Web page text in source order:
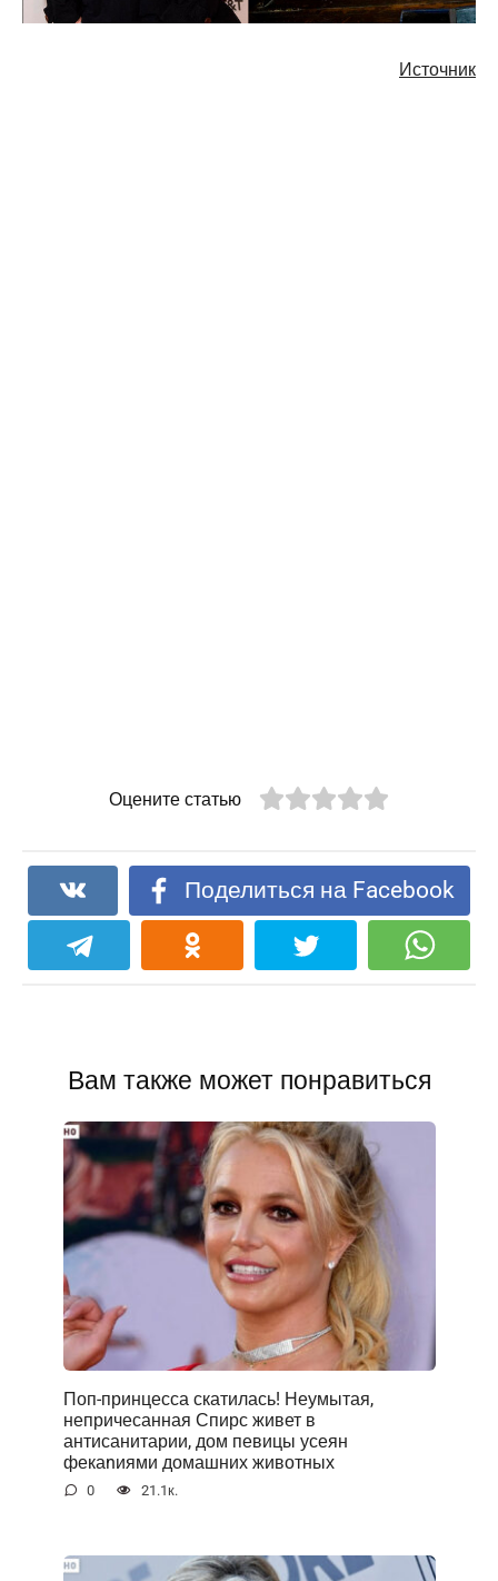
Источник
Оцените статью
Поделиться на Facebook
Вам также может понравиться
Поп-принцесса скатилась! Неумытая,
непричесанная Спирс живет в
антисанитарии, дом певицы усеян
фекаnиями домашних животных
0 21.1к.